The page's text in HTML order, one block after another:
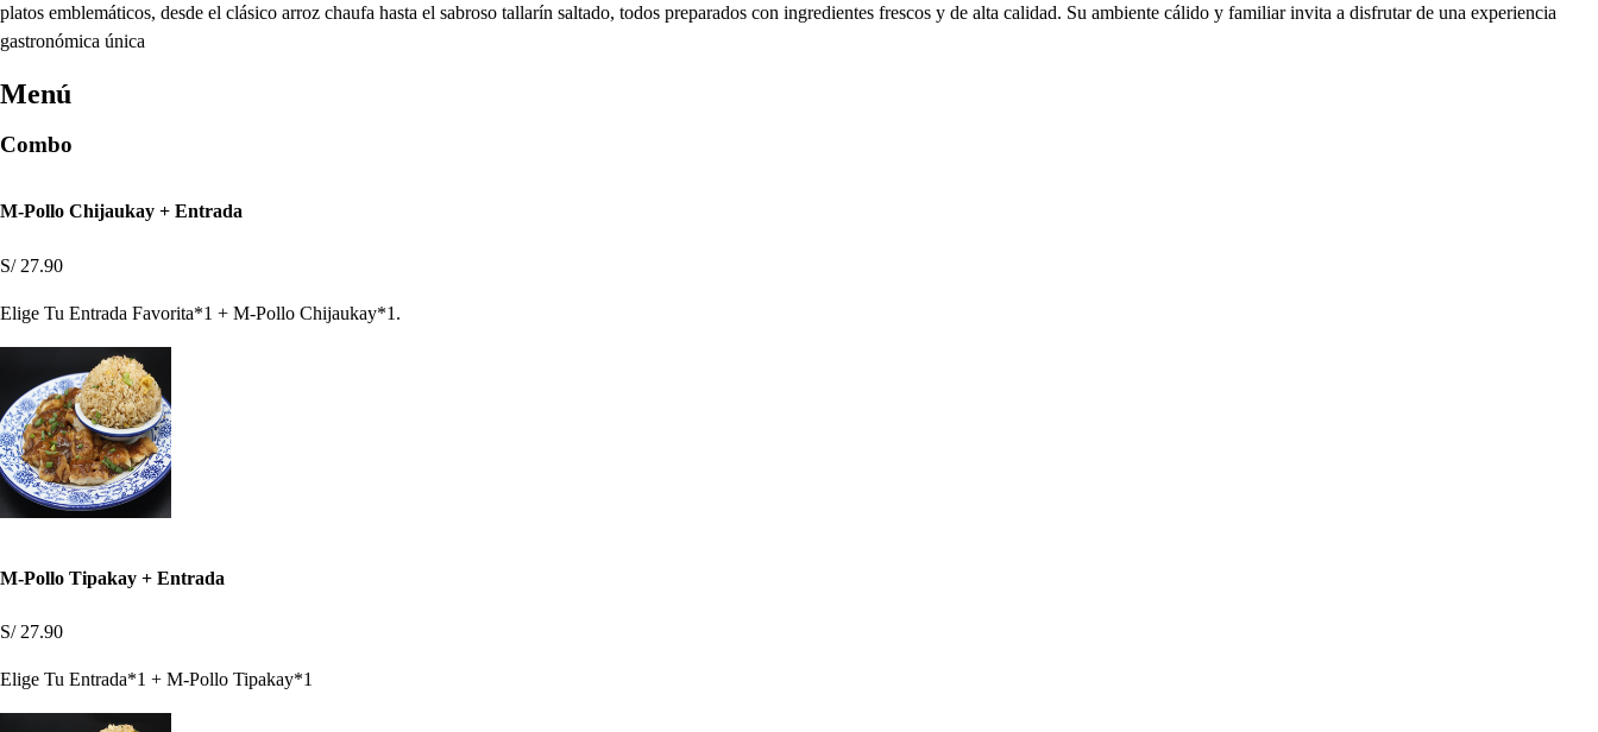
platos emblemáticos, desde el clásico arroz chaufa hasta el sabroso tallarín saltado, todos preparados con ingredientes frescos y de alta calidad. Su ambiente cálido y familiar invita a disfrutar de una experiencia
gastronómica única
Menú
Combo
M-Pollo Chijaukay + Entrada
S/ 27.90
Elige Tu Entrada Favorita*1 + M-Pollo Chijaukay*1.
M-Pollo Tipakay + Entrada
S/ 27.90
Elige Tu Entrada*1 + M-Pollo Tipakay*1